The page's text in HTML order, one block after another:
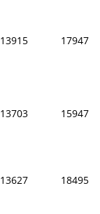
13915 17947
13703 15947
13627 18495